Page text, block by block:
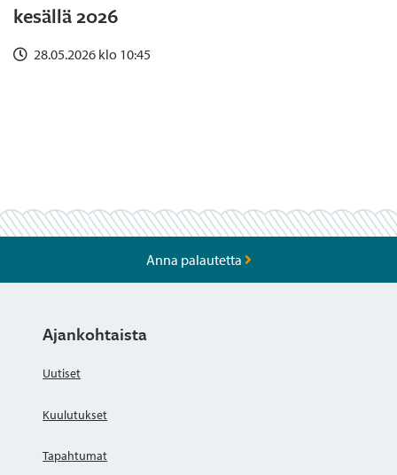
kesällä 2026
28.05.2026 klo 10:45
Anna palautetta
Ajankohtaista
Uutiset
Kuulutukset
Tapahtumat